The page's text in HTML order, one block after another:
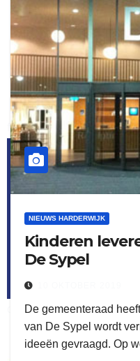
kleijer
flitsmeister
ook adverteren
NIEUWS HARDERWIJK
Kinderen
De Sypel
De gemeenteraad
van De Sypel wordt
ideeën gevraagd. Op